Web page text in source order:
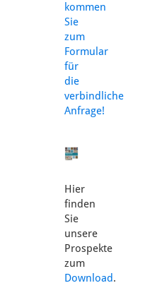
kommen
Sie
zum
Formular
für
die
verbindliche
Anfrage!
Hier
finden
Sie
unsere
Prospekte
zum
Download.